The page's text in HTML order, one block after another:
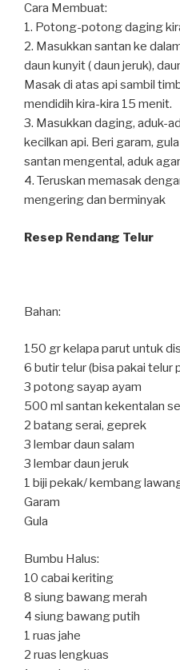
Cara Membuat:
1. Potong-potong daging
2. Masukkan santan ke
daun kunyit ( daun jeruk),
Masak di atas api sambil
mendidih kira-kira 15 menit.
3. Masukkan daging, aduk-
kecilkan api. Beri garam,
santan mengental, aduk
4. Teruskan memasak
mengering dan berminyak
Resep Rendang Telur
Bahan:⁣
150 gr kelapa parut untuk
6 butir telur (bisa pakai telur
3 potong sayap ayam⁣
500 ml santan kekentalan
2 batang serai, geprek⁣
3 lembar daun salam⁣
3 lembar daun jeruk⁣
1 biji pekak/ kembang
Garam⁣
Gula⁣
Bumbu Halus:⁣
10 cabai keriting⁣
8 siung bawang merah⁣
4 siung bawang putih⁣
1 ruas jahe⁣
2 ruas lengkuas⁣